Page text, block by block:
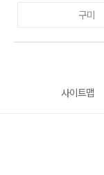
구미
사이트맵